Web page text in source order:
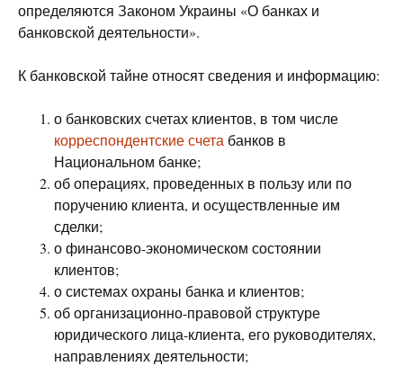
определяются Законом Украины «О банках и
банковской деятельности».
К банковской тайне относят сведения и информацию:
о банковских счетах клиентов, в том числе
корреспондентские счета банков в
Национальном банке;
об операциях, проведенных в пользу или по
поручению клиента, и осуществленные им
сделки;
о финансово-экономическом состоянии
клиентов;
о системах охраны банка и клиентов;
об организационно-правовой структуре
юридического лица-клиента, его руководителях,
направлениях деятельности;